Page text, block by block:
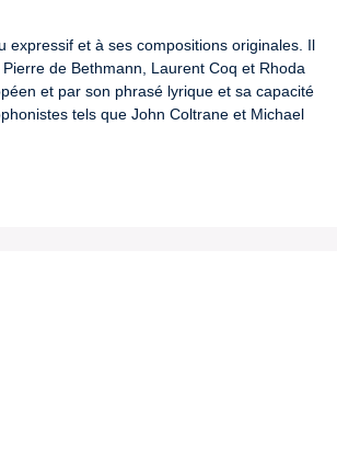
expressif et à ses compositions originales. Il
de Bethmann, Laurent Coq et Rhoda
et par son phrasé lyrique et sa capacité
tels que John Coltrane et Michael